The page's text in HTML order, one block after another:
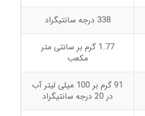
338 درجه سانتیگراد
1.77 گرم بر سانتی متر
مکعب
91 گرم بر 100 میلی لیتر آب
در 20 درجه سانتیگراد